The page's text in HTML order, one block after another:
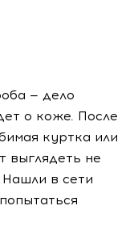
— дело
о коже. После
куртка или
выглядеть не
в сети